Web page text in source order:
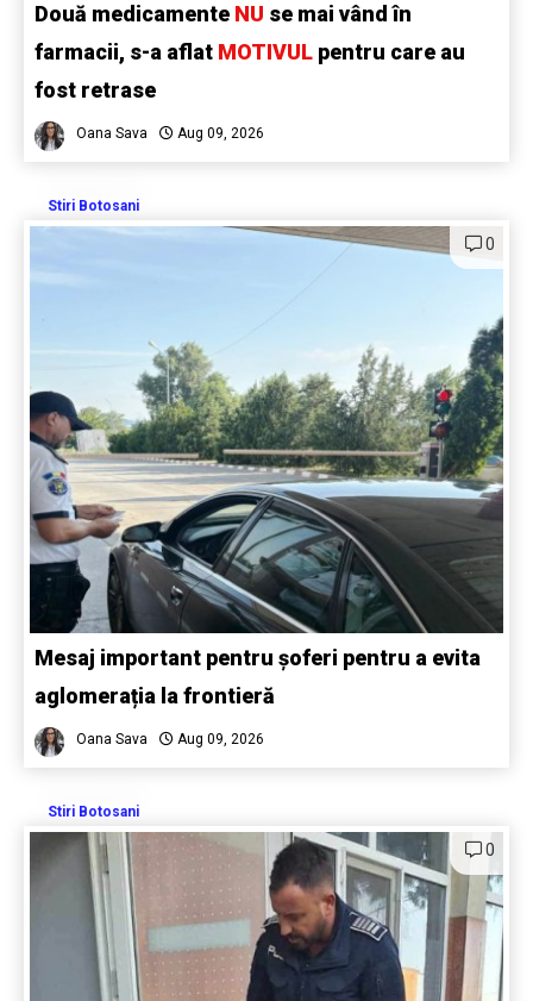
Două medicamente NU se mai vând în
farmacii, s-a aflat MOTIVUL pentru care au
fost retrase
Oana Sava Aug 09, 2026
Stiri Botosani
0
Mesaj important pentru șoferi pentru a evita
aglomerația la frontieră
Oana Sava Aug 09, 2026
Stiri Botosani
0